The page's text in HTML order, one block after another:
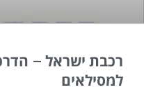
רכבת ישראל –
למסילאים